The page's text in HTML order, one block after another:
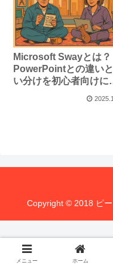
Microsoft Swayとは？
PowerPointとの違い
い分けを初心者向けに
Copyright © 2018 ピ
メニュー ホーム